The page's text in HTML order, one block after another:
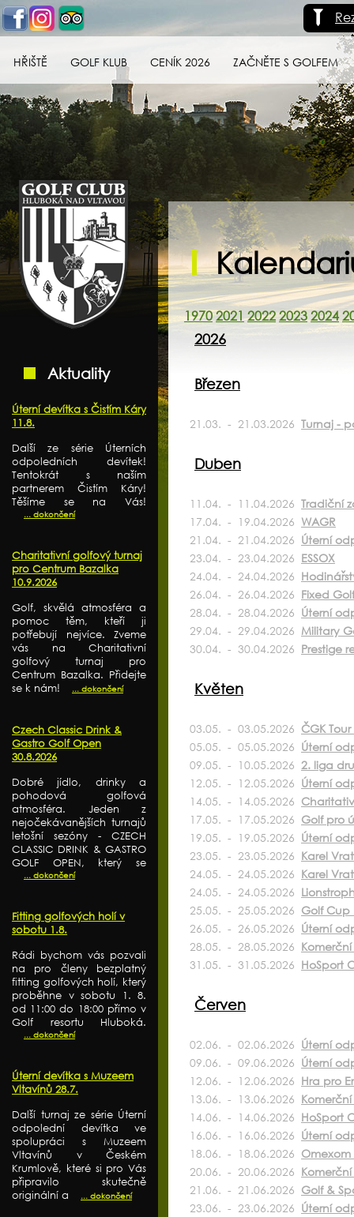
HŘIŠTĚ GOLF KLUB CENÍK 2026 ZAČNĚTE S GOLFEM
Golf klub Hluboká
nad Vltavou
Aktuality
Úterní devítka s Čistím Káry
11.8.
Další ze série Úterních
odpoledních devítek!
Tentokrát s naším
partnerem Čistím Káry!
Těšíme se na Vás!
... dokončení
Charitativní golfový turnaj
pro Centrum Bazalka
10.9.2026
Golf, skvělá atmosféra a
pomoc těm, kteří ji
potřebují nejvíce. Zveme
vás na Charitativní
golfový turnaj pro
Centrum Bazalka. Přidejte
se k nám!
... dokončení
Czech Classic Drink &
Gastro Golf Open
30.8.2026
Dobré jídlo, drinky a
pohodová golfová
atmosféra. Jeden z
nejočekávanějších turnajů
letošní sezóny - CZECH
CLASSIC DRINK & GASTRO
GOLF OPEN, který se
... dokončení
Fitting golfových holí v
sobotu 1.8.
Rádi bychom vás pozvali
na pro členy bezplatný
fitting golfových holí, který
proběhne v sobotu 1. 8.
od 11:00 do 18:00 přímo v
Golf resortu Hluboká.
... dokončení
Úterní devítka s Muzeem
Vltavínů 28.7.
Další turnaj ze série Úterní
odpolední devítka ve
spolupráci s Muzeem
Vltavínů v Českém
Krumlově, které si pro Vás
připravilo skutečně
originální a
... dokončení
19702021202220232024
2026
Březen
21.03. - 21.03.2026 Turnaj -
Duben
11.04. - 11.04.2026 Tradiční
17.04. - 19.04.2026 WAGR
21.04. - 21.04.2026 Úterní
23.04. - 23.04.2026 ESSOX
24.04. - 24.04.2026
26.04. - 26.04.2026 Fixed
28.04. - 28.04.2026 Úterní
29.04. - 29.04.2026 Military
30.04. - 30.04.2026 Prestige
Květen
03.05. - 03.05.2026 ČGK
05.05. - 05.05.2026 Úterní
09.05. - 10.05.2026 2. liga
12.05. - 12.05.2026 Úterní
14.05. - 14.05.2026
17.05. - 17.05.2026 Golf pro
19.05. - 19.05.2026 Úterní
23.05. - 23.05.2026 Karel
24.05. - 24.05.2026 Karel
24.05. - 24.05.2026
25.05. - 25.05.2026 Golf Cup
26.05. - 26.05.2026 Úterní
28.05. - 28.05.2026
31.05. - 31.05.2026 HoSport
Červen
02.06. - 02.06.2026 Úterní
09.06. - 09.06.2026 Úterní
12.06. - 12.06.2026 Hra pro
13.06. - 13.06.2026
14.06. - 14.06.2026 HoSport
16.06. - 16.06.2026 Úterní
18.06. - 18.06.2026
20.06. - 20.06.2026
21.06. - 21.06.2026 Golf &
23.06. - 23.06.2026 Úterní